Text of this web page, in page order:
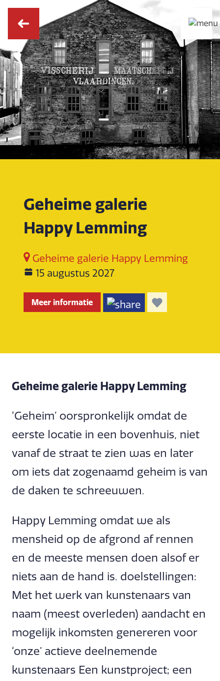
Geheime galerie
Happy Lemming
Geheime galerie Happy Lemming
15 augustus 2027
Meer informatie
Geheime galerie Happy Lemming
‘Geheim’ oorspronkelijk omdat de
eerste locatie in een bovenhuis, niet
vanaf de straat te zien was en later
om iets dat zogenaamd geheim is van
de daken te schreeuwen.
Happy Lemming omdat we als
mensheid op de afgrond af rennen
en de meeste mensen doen alsof er
niets aan de hand is. doelstellingen:
Met het werk van kunstenaars van
naam (meest overleden) aandacht en
mogelijk inkomsten genereren voor
‘onze’ actieve deelnemende
kunstenaars Een kunstproject; een